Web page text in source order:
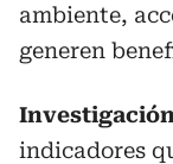
ambiente,
generen
indicadores